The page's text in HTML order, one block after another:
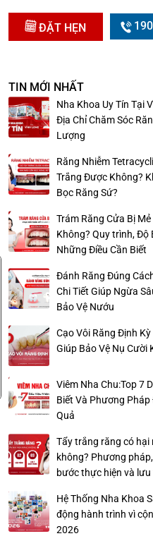
ĐẶT HẸN
TIN MỚI NHẤT
Nha Khoa Uy Tín Tại
Địa Chỉ Chăm Sóc
Lượng
Răng Nhiễm
Trắng Được Không?
Bọc Răng Sứ?
Trám Răng Cửa Bị
Không? Quy trình, Độ
Những Điều Cần Biết
Đánh Răng Đúng
Chi Tiết Giúp Ngừa
Bảo Vệ Nướu
Cạo Vôi Răng Định
Giúp Bảo Vệ Nụ Cười
Viêm Nha Chu:Top 7
Biết Và Phương Pháp
Quả
Tẩy trắng răng có hại
không? Phương
bước thực hiện và
Hệ Thống Nha Khoa
động hành trình vì
2026